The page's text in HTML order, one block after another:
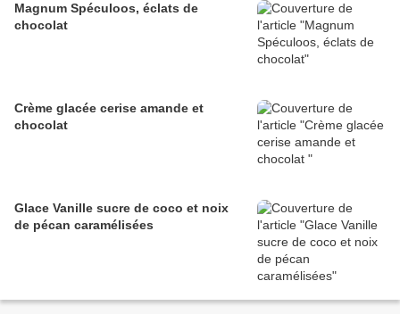
Magnum Spéculoos, éclats de
chocolat
Crème glacée cerise amande et
chocolat
Glace Vanille sucre de coco et noix
de pécan caramélisées